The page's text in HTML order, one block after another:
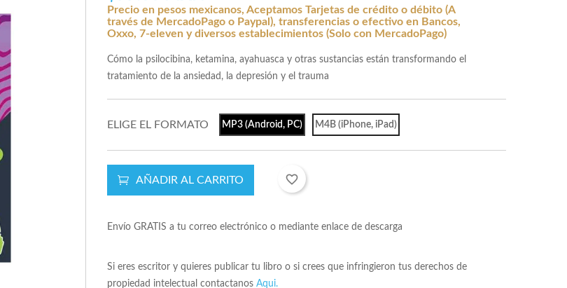
Precio en pesos mexicanos, Aceptamos Tarjetas de crédito o débito (A
través de MercadoPago o Paypal), transferencias o efectivo en Bancos,
Oxxo, 7-eleven y diversos establecimientos (Solo con MercadoPago)
Cómo la psilocibina, ketamina, ayahuasca y otras sustancias están transformando el
tratamiento de la ansiedad, la depresión y el trauma
ELIGE EL FORMATO MP3 (Android, PC) M4B (iPhone, iPad)
AÑADIR AL CARRITO favorite_border
Envío GRATIS a tu correo electrónico o mediante enlace de descarga
Si eres escritor y quieres publicar tu libro o si crees que infringieron tus derechos de
propiedad intelectual contactanos Aqui.